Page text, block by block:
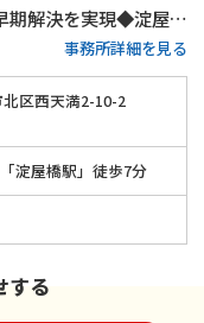
期解決を実現◆淀屋橋
聞かせください≫
事務所詳細を見る
区西天満2-10-2
淀屋橋駅」徒歩7分
する